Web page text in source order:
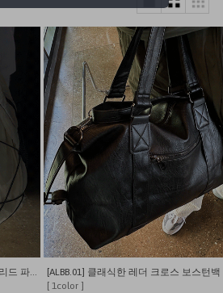
[NOM.02] 초경량 에어라이트 그리드 파이백팩
[ALBB.01] 클래식한 레더 크로스 보스턴백
[ 1color ]